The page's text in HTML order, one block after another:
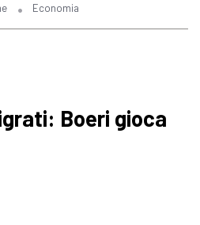
Economia
Boeri gioca